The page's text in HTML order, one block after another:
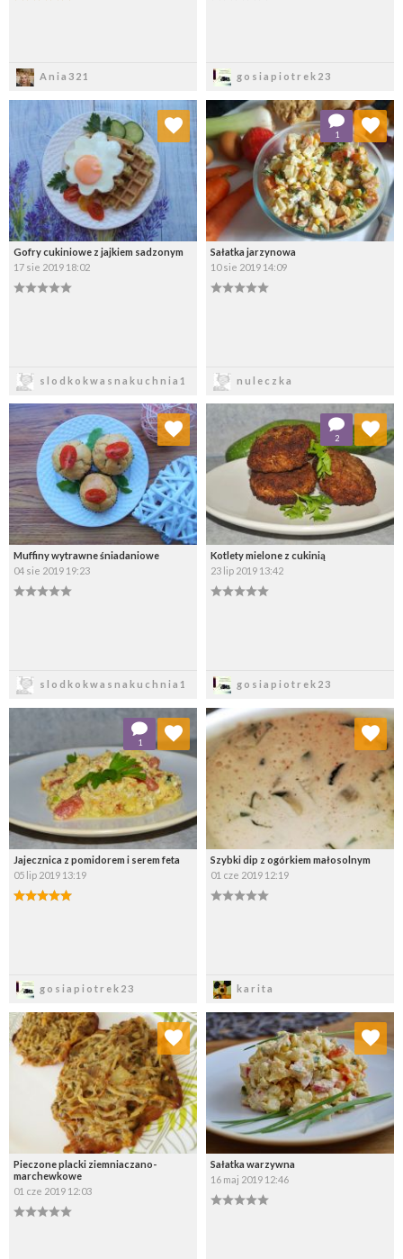
Ania321 gosiapiotrek23
Gofry cukiniowe z jajkiem sadzonym
17 sie 2019 18:02
slodkokwasnakuchnia1
Dodaj do ulubionych
Wybierz listę:
Sałatka jarzynowa
10 sie 2019 14:09
nuleczka
1
Dodaj do ulubionych
Wybierz listę:
Muffiny wytrawne śniadaniowe
04 sie 2019 19:23
slodkokwasnakuchnia1
Dodaj do ulubionych
Wybierz listę:
Kotlety mielone z cukinią
23 lip 2019 13:42
gosiapiotrek23
2
Dodaj do ulubionych
Wybierz listę:
Jajecznica z pomidorem i serem feta
05 lip 2019 13:19
gosiapiotrek23
1
Dodaj do ulubionych
Wybierz listę:
Szybki dip z ogórkiem małosolnym
01 cze 2019 12:19
karita
Dodaj do ulubionych
Wybierz listę:
Pieczone placki ziemniaczano-
marchewkowe
01 cze 2019 12:03
Dodaj do ulubionych
Wybierz listę:
Sałatka warzywna
16 maj 2019 12:46
Dodaj do ulubionych
Wybierz listę: